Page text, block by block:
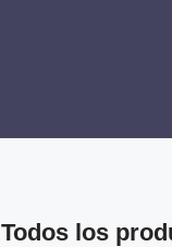
Todos los